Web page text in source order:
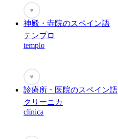
♥
神殿・寺院のスペイン語
テンプロ
templo
♥
診療所・医院のスペイン語
クリーニカ
clínica